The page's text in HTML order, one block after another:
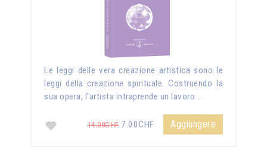
Le leggi delle vera creazione artistica sono le
leggi della creazione spirituale. Costruendo la
sua opera, l’artista intraprende un lavoro …
14.00CHF7.00CHF Aggiungere